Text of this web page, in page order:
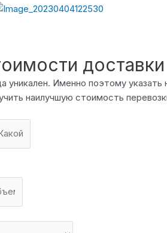
доставки
уникален. Именно поэтому
наилучшую стоимость